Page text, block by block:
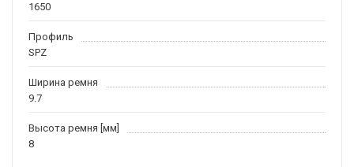
1650
Профиль
SPZ
Ширина ремня
9.7
Высота ремня [мм]
8